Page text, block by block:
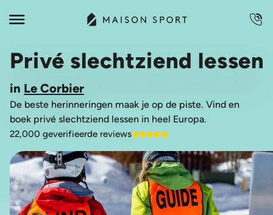
Privé slechtziend lessen
in Le Corbier
De beste herinneringen maak je op de piste. Vind en
boek privé slechtziend lessen in heel Europa.
22,000 geverifieerde reviews